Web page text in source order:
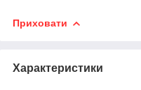
Приховати
Характеристики